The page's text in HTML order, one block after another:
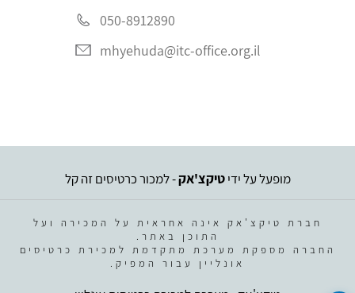
050-8912890
mhyehuda@itc-office.org.il
מופעל על ידיטיקצ'אק- למכור כרטיסים זה קל
חברת טיקצ'אק אינה אחראית על המכירה ועל
התוכן באתר.
החברה מספקת מערכת מתקדמת למכירת כרטיסים
אונליין עבור המפיק.